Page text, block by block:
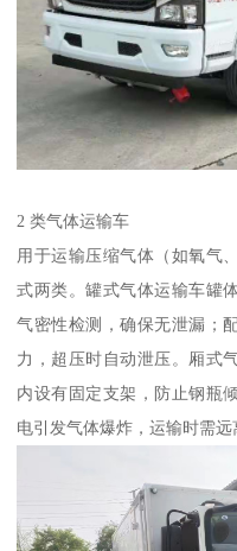
2 类气体运输车​
用于运输压缩气体（如氧气
式两类。罐式气体运输车罐
气密性检测，确保无泄漏；
力，超压时自动泄压。厢式
内设有固定支架，防止钢瓶
电引发气体爆炸，运输时需远